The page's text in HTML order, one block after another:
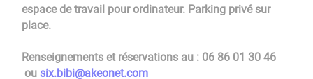
espace de travail pour ordinateur. Parking privé sur
place.
Renseignements et réservations au : 06 86 01 30 46
ou six.bibi@akeonet.com